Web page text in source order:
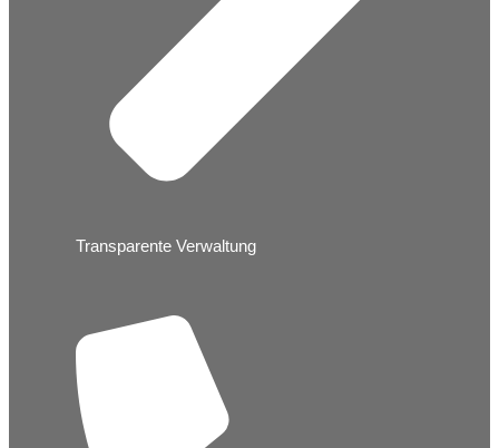
Transparente Verwaltung